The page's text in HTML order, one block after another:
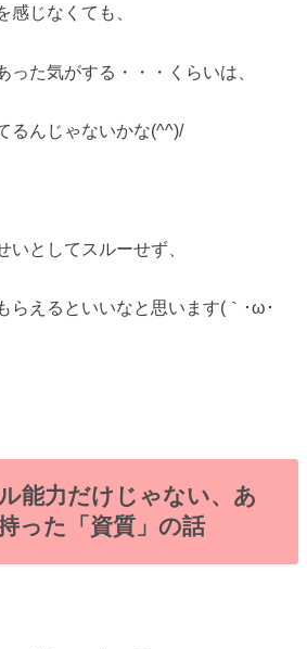
感じなくても、
った気がする・・・くらいは、
るんじゃないかな(^^)/
いとしてスルーせず、
らえるといいなと思います(｀･ω･
能力だけじゃない、あ
った「資質」の話